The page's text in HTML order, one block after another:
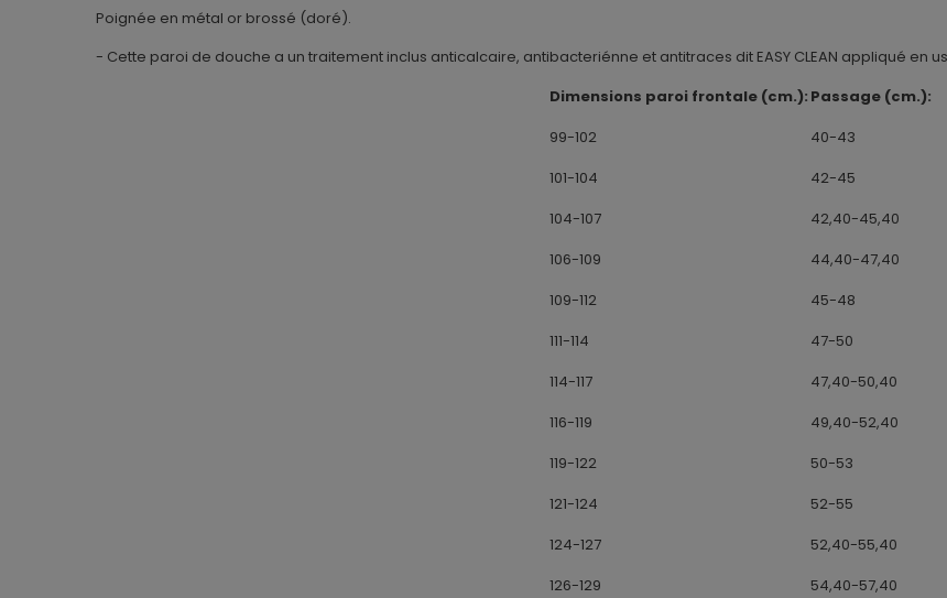
Poignée en métal or brossé (doré).
- Cette paroi de douche a un traitement inclus anticalcaire, antibacteriénne et antitraces dit EASY CLEAN appliqué en
Dimensions paroi frontale (cm.): Passage (cm.):
99-102
40-43
101-104
42-45
104-107
42,40-45,40
106-109
44,40-47,40
109-112
45-48
111-114
47-50
114-117
47,40-50,40
116-119
49,40-52,40
119-122
50-53
121-124
52-55
124-127
52,40-55,40
126-129
54,40-57,40